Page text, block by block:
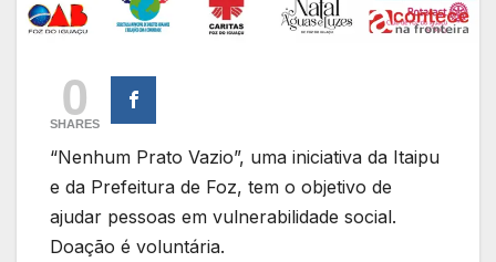
0
SHARES
“Nenhum Prato Vazio”, uma iniciativa da Itaipu
e da Prefeitura de Foz, tem o objetivo de
ajudar pessoas em vulnerabilidade social.
Doação é voluntária.